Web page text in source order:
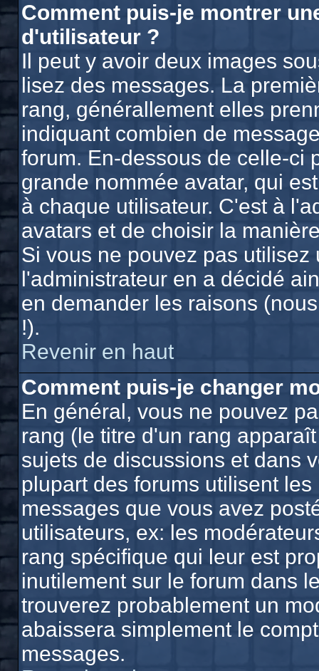
Comment puis-je montrer
d'utilisateur ?
Il peut y avoir deux images
lisez des messages. La
rang, générallement elles
indiquant combien de
forum. En-dessous de celle-ci
grande nommée avatar, qui
à chaque utilisateur. C'est à
avatars et de choisir la
Si vous ne pouvez pas
l'administrateur en a décidé
en demander les raisons
!).
Revenir en haut
Comment puis-je changer
En général, vous ne pouvez
rang (le titre d'un rang
sujets de discussions et dans
plupart des forums utilisent
messages que vous avez
utilisateurs, ex: les
rang spécifique qui leur est
inutilement sur le forum dans
trouverez probablement un
abaissera simplement le
messages.